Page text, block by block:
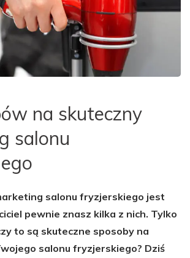
na skuteczny
salonu
salonu fryzjerskiego jest
pewnie znasz kilka z nich. Tylko
to są skuteczne sposoby na
salonu fryzjerskiego? Dziś